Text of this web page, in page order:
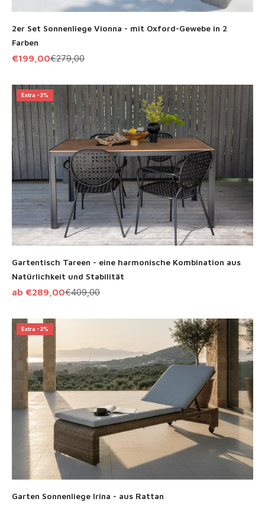
2er Set Sonnenliege Vionna - mit Oxford-Gewebe in 2
Farben
Angebot
€199,00Regulärer Preis
€279,00
Extra -3%
Gartentisch Tareen - eine harmonische Kombination aus
Natürlichkeit und Stabilität
Angebot
ab €289,00Regulärer Preis
€409,00
Extra -3%
Garten Sonnenliege Irina - aus Rattan